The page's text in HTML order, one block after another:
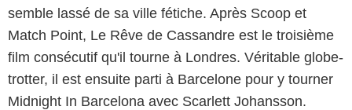
semble lassé de sa ville fétiche. Après Scoop et
Match Point, Le Rêve de Cassandre est le troisième
film consécutif qu'il tourne à Londres. Véritable globe-
trotter, il est ensuite parti à Barcelone pour y tourner
Midnight In Barcelona avec Scarlett Johansson.